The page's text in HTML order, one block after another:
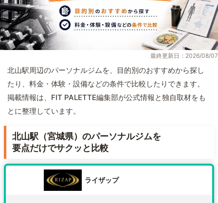
最終更新日：2026/08/07
北山駅周辺のパーソナルジムを、目的別のおすすめから探し
たり、料金・体験・設備などの条件で比較したりできます。
掲載情報は、FIT PALETTE編集部が公式情報と独自取材をも
とに整理しています。
北山駅（宮城県）のパーソナルジムを
要点だけでサクッと比較
ライザップ